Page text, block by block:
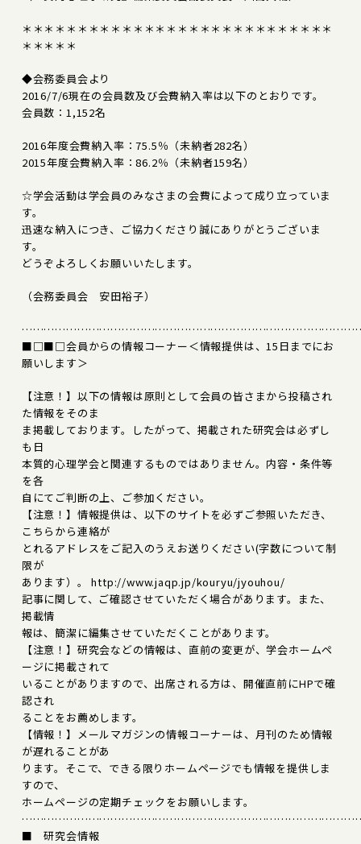
＊＊＊＊＊＊＊＊＊＊＊＊＊＊＊＊＊＊＊＊＊＊＊＊＊＊＊＊
＊＊＊＊＊
◆会務委員会より
2016/7/6現在の会員数及び会費納入率は以下のとおりです。
会員数：1,152名
2016年度会費納入率：75.5％（未納者282名）
2015年度会費納入率：86.2％（未納者159名）
☆学会活動は学会員のみなさまの会費によって成り立っていま
す。
迅速な納入につき、ご協力くださり誠にありがとうございま
す。
どうぞよろしくお願いいたします。
（会務委員会 安田裕子）
■□■□会員からの情報コーナー＜情報提供は、15日までにお
願いします＞
【注意！】以下の情報は原則として会員の皆さまから投稿され
た情報をそのま
ま掲載しております。したがって、掲載された研究会は必ずし
も日
本質的心理学会と関連するものではありません。内容・条件等
を各
自にてご判断の上、ご参加ください。
【注意！】情報提供は、以下のサイトを必ずご参照いただき、
こちらから連絡が
とれるアドレスをご記入のうえお送りください(字数について制
限が
あります）。 http://www.jaqp.jp/kouryu/jyouhou/
記事に関して、ご確認させていただく場合があります。また、
掲載情
報は、簡潔に編集させていただくことがあります。
【注意！】研究会などの情報は、直前の変更が、学会ホームペ
ージに掲載されて
いることがありますので、出席される方は、開催直前にHPで確
認され
ることをお薦めします。
【情報！】メールマガジンの情報コーナーは、月刊のため情報
が遅れることがあ
ります。そこで、できる限りホームページでも情報を提供しま
すので、
ホームページの定期チェックをお願いします。
■ 研究会情報